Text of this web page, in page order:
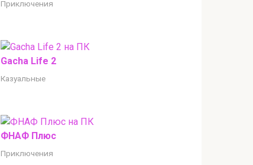
Приключения
Gacha Life 2
Казуальные
ФНАФ Плюс
Приключения